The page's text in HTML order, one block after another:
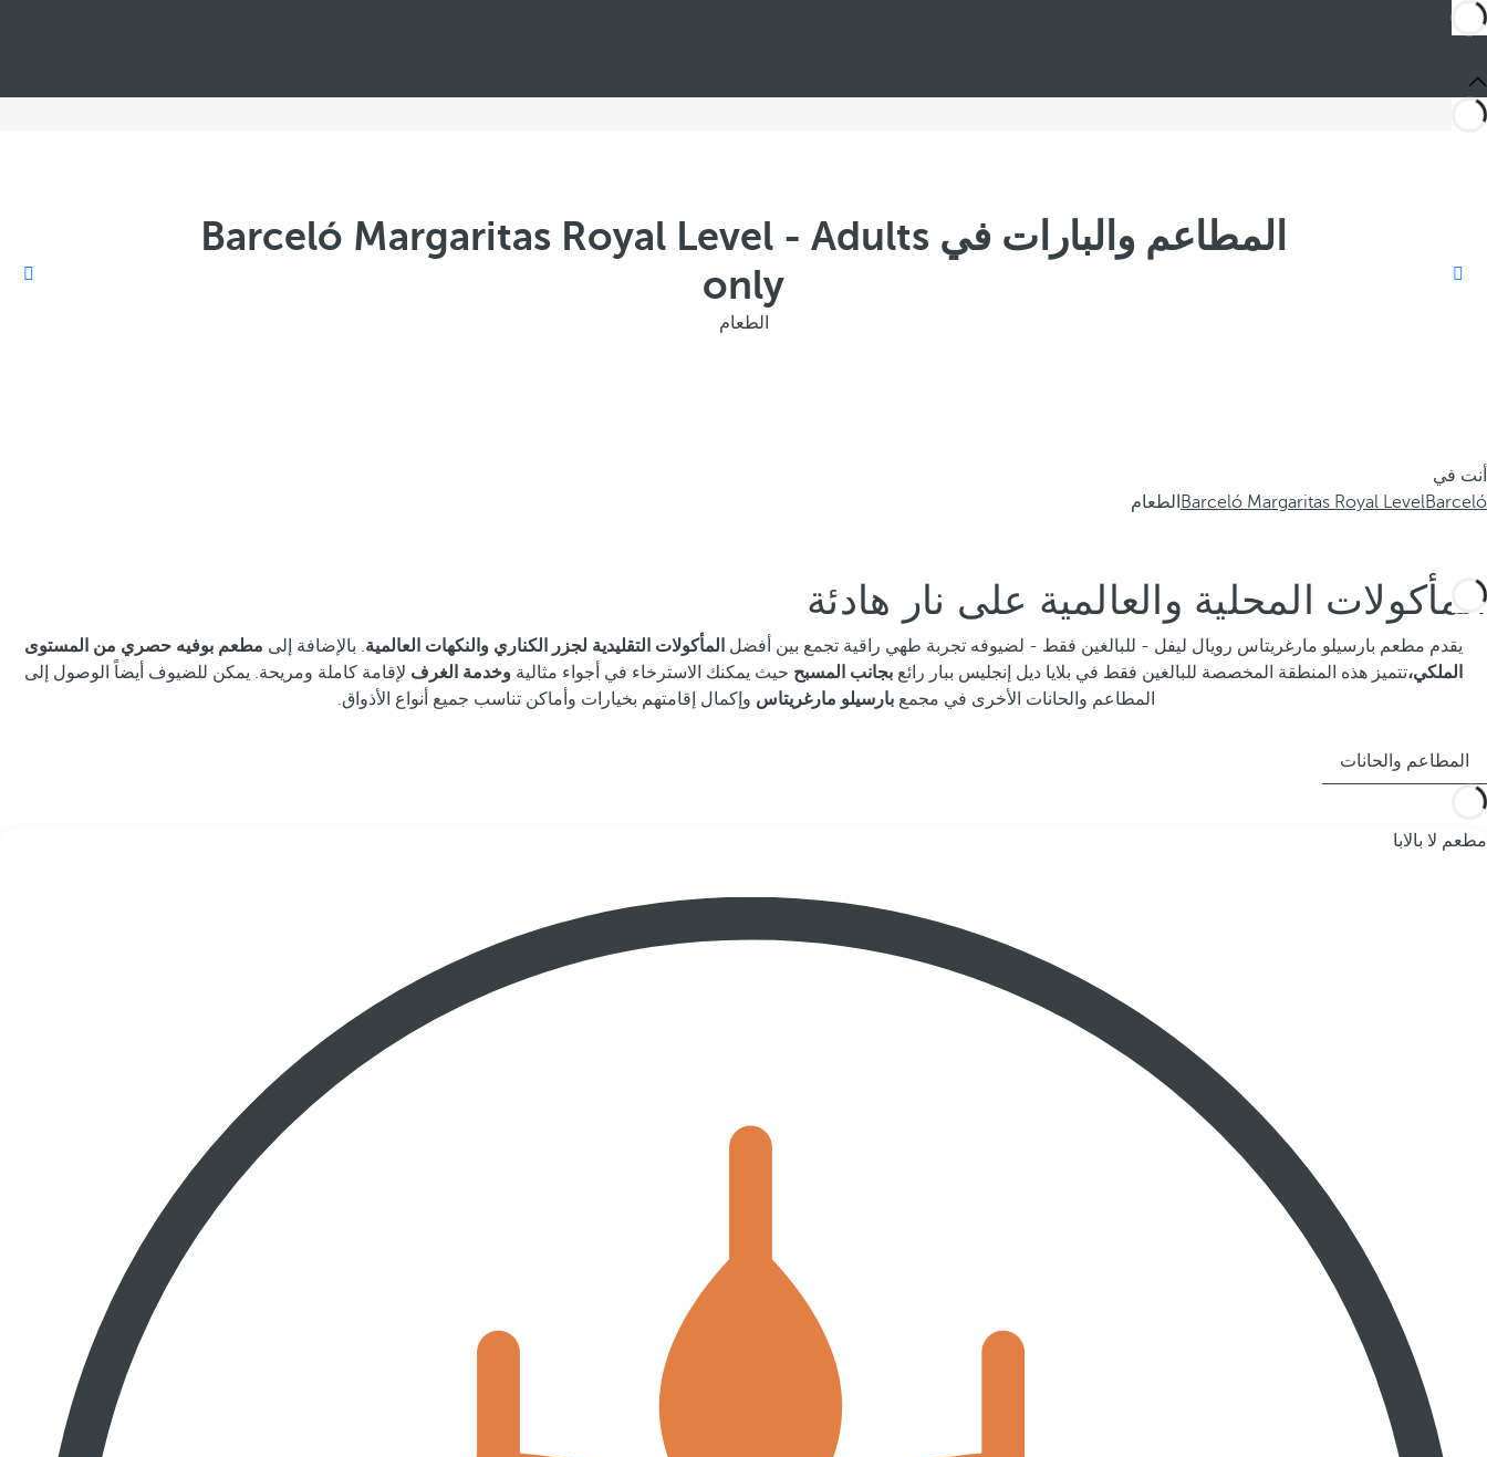
المطاعم والبارات في Barceló Margaritas Royal Level - Adults
only
الطعام
أنت في
Barceló
Barceló Margaritas Royal Level الطعام
المأكولات المحلية والعالمية على نار هادئة
يقدم مطعم بارسيلو مارغريتاس رويال ليفل - للبالغين فقط - لضيوفه تجربة طهي راقية تجمع بين أفضل المأكولات التقليدية لجزر الكناري والنكهات العالمية. بالإضافة إلى مطعم بوفيه حصري من المستوى
الملكي،تتميز هذه المنطقة المخصصة للبالغين فقط في بلايا ديل إنجليس ببار رائع بجانب المسبح حيث يمكنك الاسترخاء في أجواء مثالية وخدمة الغرف لإقامة كاملة ومريحة. يمكن للضيوف أيضاً الوصول إلى
المطاعم والحانات الأخرى في مجمعبارسيلو مارغريتاس وإكمال إقامتهم بخيارات وأماكن تناسب جميع أنواع الأذواق.
المطاعم والحانات
مطعم لا بالابا